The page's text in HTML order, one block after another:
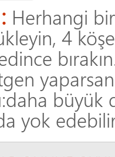
Herhangi
4
yok